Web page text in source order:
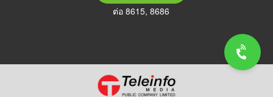
ต่อ 8615, 8686